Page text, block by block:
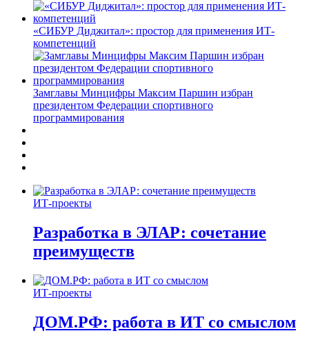
«СИБУР Диджитал»: простор для применения ИТ-
компетенций
Замглавы Минцифры Максим Паршин избран
президентом Федерации спортивного
программирования
ИТ-проекты
Разработка в ЭЛАР: сочетание
преимуществ
ИТ-проекты
ДОМ.РФ: работа в ИТ со смыслом